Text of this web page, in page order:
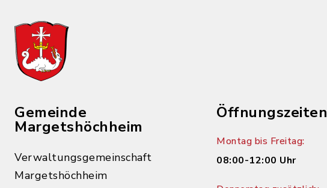
Gemeinde
Margetshöchheim
Verwaltungsgemeinschaft
Margetshöchheim
Öffnungszeiten
Montag bis Freitag:
08:00-12:00 Uhr